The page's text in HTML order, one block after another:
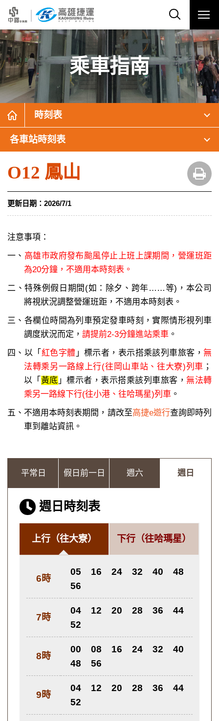
乘車指南
時刻表
各車站時刻表
O12 鳳山
更新日期： 2026/7/1
注意事項：
一、 高雄市政府發布颱風停止上班上課期間，營運班距
為20分鐘，不適用本時刻表。
二、特殊例假日期間(如：除夕、跨年……等)，本公司
將視狀況調整營運班距，不適用本時刻表。
三、各欄位時間為列車預定發車時刻，實際情形視列車
調度狀況而定， 請提前2-3分鐘進站乘車 。
四、以「 紅色字體 」標示者，表示搭乘該列車旅客，無
法轉乘另一路線上行(往岡山車站、往大寮)列車 ；
以「 黃底 」標示者，表示搭乘該列車旅客，無法轉
乘另一路線下行(往小港、往哈瑪星)列車 。
五、不適用本時刻表期間，請改至高捷e遊行查詢即時列
車到離站資訊。
平常日 假日前一日 週六 週日
週日時刻表
上行（往大寮） 下行 （往哈瑪星）
6時
05 16 24 32 40
48
56
7時
04 12 20 28 36
44
52
8時
00 08 16 24 32
40
48
56
9時
04 12 20 28 36
44
52